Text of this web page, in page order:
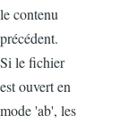
le contenu
précédent.
Si le fichier
est ouvert en
mode 'ab', les